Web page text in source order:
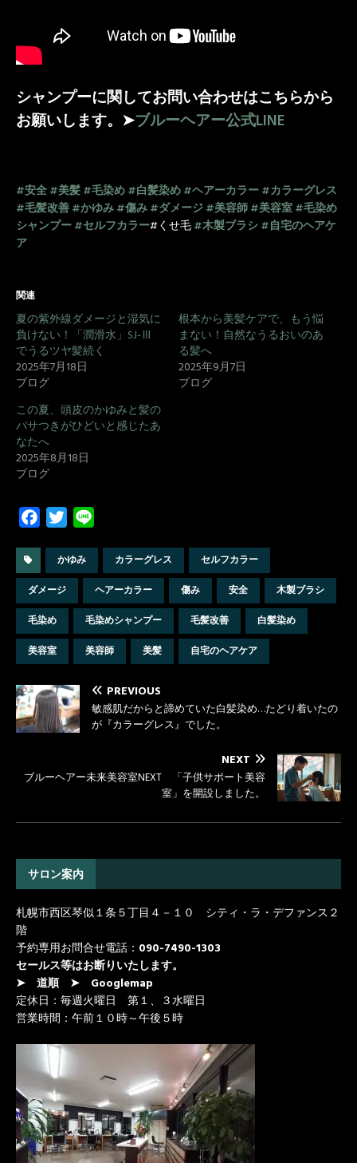
シャンプーに関してお問い合わせはこちらから
お願いします。➤ブルーヘアー公式LINE
#安全#美髪#毛染め#白髪染め#ヘアーカラー#カラーグレス
#毛髪改善#かゆみ#傷み#ダメージ#美容師#美容室#毛染め
シャンプー#セルフカラー#くせ毛#木製ブラシ#自宅のヘアケ
ア
関連
夏の紫外線ダメージと湿気に
負けない！「潤滑水」SJ-Ⅲ
でうるツヤ髪続く
2025年7月18日
ブログ
根本から美髪ケアで、もう悩
まない！自然なうるおいのあ
る髪へ
2025年9月7日
ブログ
この夏、頭皮のかゆみと髪の
パサつきがひどいと感じたあ
なたへ
2025年8月18日
ブログ
e
b
o
o
k
i
t
t
r
e
かゆみ カラーグレス
セルフカラー
ダメージ
ヘアーカラー 傷み 安全
木製ブラシ
毛染め
毛染めシャンプー 毛髪改善
白髪染め
美容室
美容師 美髪 自宅のヘアケア
PREVIOUS
敏感肌だからと諦めていた白髪染め…たどり着いたの
が『カラーグレス』でした。
NEXT
ブルーヘアー未来美容室NEXT 「子供サポート美容
室」を開設しました。
サロン案内
札幌市西区琴似１条５丁目４－１０ シティ・ラ・デファンス２
階
予約専用お問合せ電話： 090-7490-1303
セールス等はお断りいたします。
➤ 道順
➤ Googlemap
定休日：毎週火曜日 第１、３水曜日
営業時間：午前１０時～午後５時